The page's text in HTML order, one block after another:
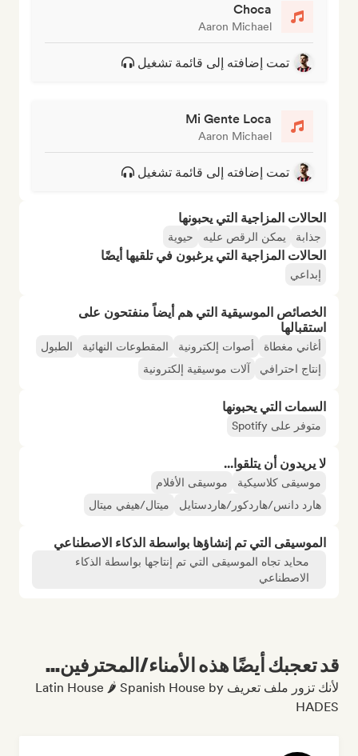
Choca
Aaron Michael
تمت إضافته إلى قائمة تشغيل
Mi Gente Loca
Aaron Michael
تمت إضافته إلى قائمة تشغيل
الحالات المزاجية التي يحبونها
جذابة يمكن الرقص عليه حيوية
الحالات المزاجية التي يرغبون في تلقيها أيضًا
إبداعي
الخصائص الموسيقية التي هم أيضاً منفتحون على
استقبالها
أغاني مغطاة أصوات إلكترونية المقطوعات النهائية
الطبول
إنتاج احترافي
آلات موسيقية إلكترونية
السمات التي يحبونها
متوفر على Spotify
لا يريدون أن يتلقوا...
موسيقى كلاسيكية
موسيقى الأفلام
هارد دانس/هاردكور/هاردستايل
ميتال/هيفي ميتال
الموسيقى التي تم إنشاؤها بواسطة الذكاء الاصطناعي
محايد تجاه الموسيقى التي تم إنتاجها بواسطة الذكاء
الاصطناعي
قد تعجبك أيضًا هذه الأمناء/المحترفين...
لأنك تزور ملف تعريف Latin House 🌶 Spanish House by
HADES